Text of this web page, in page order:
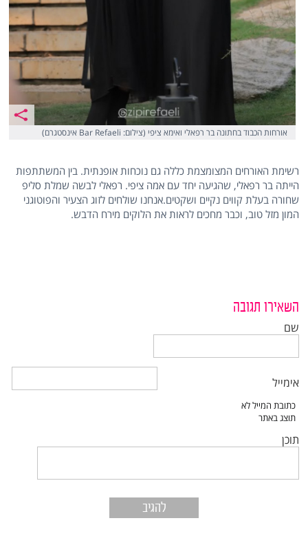
אורחות הכבוד בחתונה בר רפאלי ואימא ציפי (צילום: Bar Refaeli אינסטגרם)
רשימת האורחים המצומצמת כללה גם נוכחות אופנתית. בין המשתתפות
הייתה בר רפאלי, שהגיעה יחד עם אמה ציפי. רפאלי לבשה שמלת סליפ
שחורה בעלת קווים נקיים ושקטים.אנחנו שולחים לזוג הצעיר והפוטוגני
המון מזל טוב, וכבר מחכים לראות את הלוקים מירח הדבש.
השאירו תגובה
שם
אימייל
תוכן